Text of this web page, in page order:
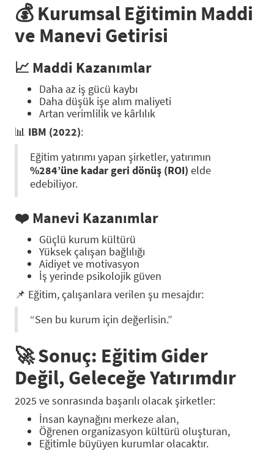
💰 Kurumsal Eğitimin Maddi
ve Manevi Getirisi
📈 Maddi Kazanımlar
Daha az iş gücü kaybı
Daha düşük işe alım maliyeti
Artan verimlilik ve kârlılık
📊 IBM (2022):
Eğitim yatırımı yapan şirketler, yatırımın
%284’üne kadar geri dönüş (ROI) elde
edebiliyor.
❤️ Manevi Kazanımlar
Güçlü kurum kültürü
Yüksek çalışan bağlılığı
Aidiyet ve motivasyon
İş yerinde psikolojik güven
📌 Eğitim, çalışanlara verilen şu mesajdır:
“Sen bu kurum için değerlisin.”
🚀Sonuç: Eğitim Gider
Değil, Geleceğe Yatırımdır
2025 ve sonrasında başarılı olacak şirketler:
İnsan kaynağını merkeze alan,
Öğrenen organizasyon kültürü oluşturan,
Eğitimle büyüyen kurumlar olacaktır.